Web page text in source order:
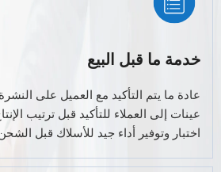
خدمة ما قبل البيع
عادة ما يتم التأكيد مع العميل على
عينات إلى العملاء للتأكيد قبل ترتيب
اختبار وتوفير أداء جيد للأسلاك قبل